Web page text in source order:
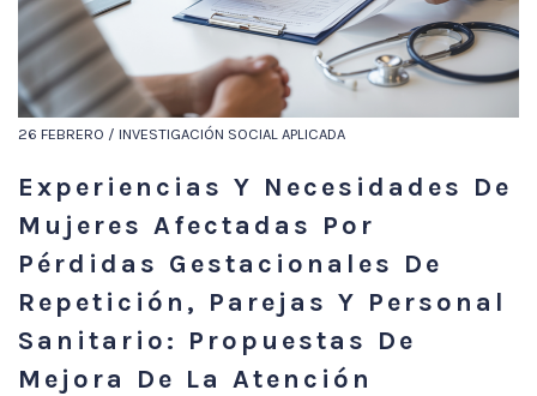
26 FEBRERO / INVESTIGACIÓN SOCIAL APLICADA
Experiencias Y Necesidades De
Mujeres Afectadas Por
Pérdidas Gestacionales De
Repetición, Parejas Y Personal
Sanitario: Propuestas De
Mejora De La Atención